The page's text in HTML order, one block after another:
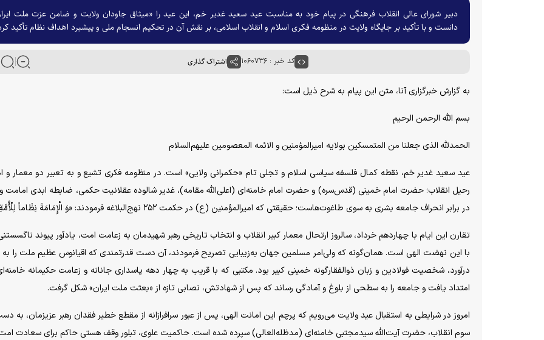
دبیر شورای عالی انقلاب فرهنگی در پیام خود به مناسبت عید سعید غدیر خم، این عید را «میثاق جاودان ولایت و ضامن عزت ملت
دانست و با تأکید بر جایگاه ولایت در منظومه فکری اسلام و انقلاب اسلامی، بر نقش آن در تحکیم انسجام ملی و پیشبرد اهداف نظام تأکید
کد خبر : ۱۰۶۰۷۳۶ اشتراک گذاری
به گزارش خبرگزاری آنا، متن این پیام به شرح ذیل است:
بسم الله الرحمن الرحیم
الحمدلله الذی جعلنا من المتمسکین بولایه امیرالمؤمنین و الائمه المعصومین علیهم‌السلام
عید سعید غدیر خم، نقطه کمال فلسفه سیاسی اسلام و تجلی تام «حکمرانی ولایی» است. در منظومه فکری تشیع و به تعبیر دو معمار و
رحیل انقلاب؛ حضرت امام خمینی (قدس‌سره) و حضرت امام خامنه‌ای (اعلی‌الله مقامه)، غدیر شالوده عقلانیت حکمی، ضابطه ابدی
در برابر انحراف جامعه بشری به سوی طاغوت‌هاست؛ حقیقتی که امیرالمؤمنین (ع) در حکمت ۲۵۲ نهج‌البلاغه فرمودند: «وَ الْإِمَامَةَ نِظَاماً لِلْأُمَّةِ».
تقارن این ایام با چهاردهم خرداد، سالروز ارتحال معمار کبیر انقلاب و انتخاب تاریخی رهبر شهیدمان به زعامت امت، یادآور پیوند
با این نهضت الهی است. همان‌گونه که ولی‌امر مسلمین جهان به‌زیبایی تصریح فرمودند، آن دست قدرتمندی که اقیانوس عظیم ملت را به
درآورد، شخصیت فولادین و زبان ذوالفقارگونه خمینی کبیر بود. مکتبی که با قریب به چهار دهه پاسداری جانانه و زعامت حکیمانه
امتداد یافت و جامعه را به سطحی از بلوغ و آمادگی رساند که پس از شهادتش، نصابی تازه از «بعثت ملت ایران» شکل گرفت.
امروز در شرایطی به استقبال عید ولایت می‌رویم که پرچم این امانت الهی، پس از عبور سرافرازانه از مقطع خطیر فقدان رهبر عزیزمان، به
سوم انقلاب، حضرت آیت‌الله سیدمجتبی خامنه‌ای (مدظله‌العالی) سپرده شده است. حاکمیت علوی، تبلور وقف هستی حاکم برای سعادت